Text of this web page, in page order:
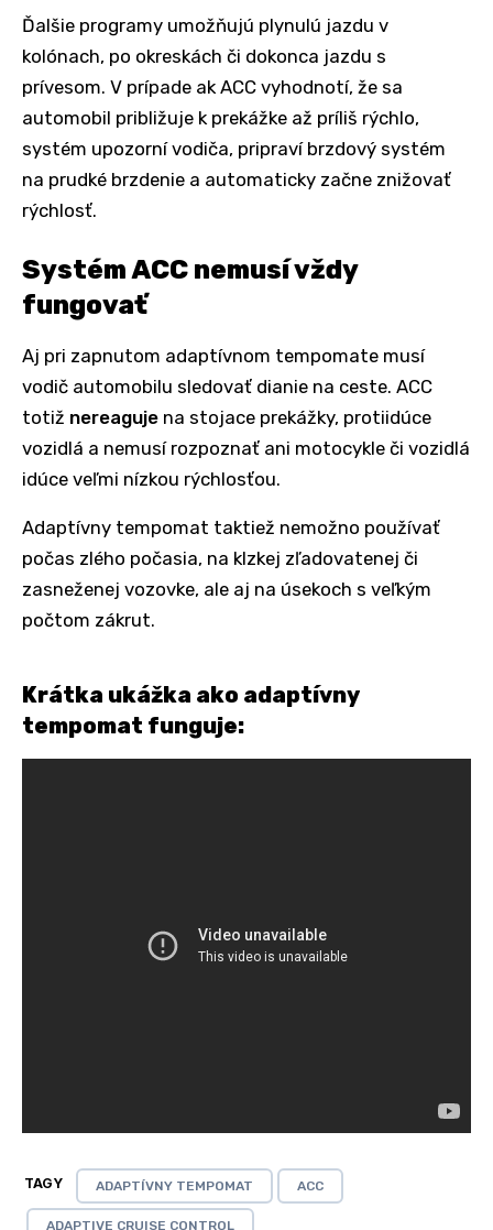
Ďalšie programy umožňujú plynulú jazdu v
kolónach, po okreskách či dokonca jazdu s
prívesom. V prípade ak ACC vyhodnotí, že sa
automobil približuje k prekážke až príliš rýchlo,
systém upozorní vodiča, pripraví brzdový systém
na prudké brzdenie a automaticky začne znižovať
rýchlosť.
Systém ACC nemusí vždy
fungovať
Aj pri zapnutom adaptívnom tempomate musí
vodič automobilu sledovať dianie na ceste. ACC
totiž nereaguje na stojace prekážky, protiidúce
vozidlá a nemusí rozpoznať ani motocykle či vozidlá
idúce veľmi nízkou rýchlosťou.
Adaptívny tempomat taktiež nemožno používať
počas zlého počasia, na klzkej zľadovatenej či
zasneženej vozovke, ale aj na úsekoch s veľkým
počtom zákrut.
Krátka ukážka ako adaptívny
tempomat funguje:
TAGY ADAPTÍVNY TEMPOMAT ACC
ADAPTIVE CRUISE CONTROL